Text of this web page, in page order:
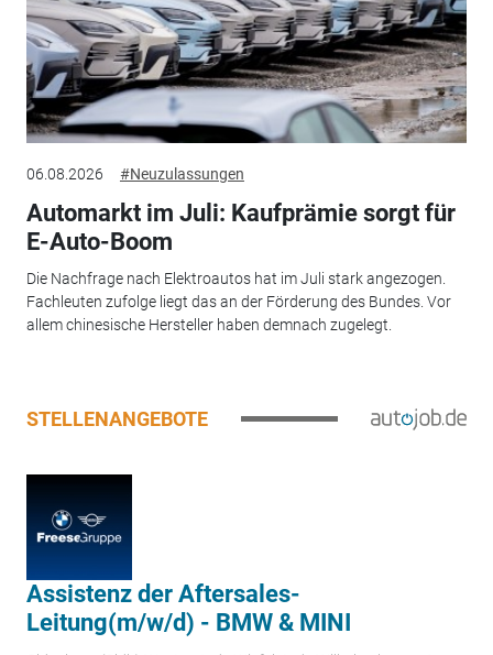
06.08.2026 #Neuzulassungen
Automarkt im Juli: Kaufprämie sorgt für
E-Auto-Boom
Die Nachfrage nach Elektroautos hat im Juli stark angezogen.
Fachleuten zufolge liegt das an der Förderung des Bundes. Vor
allem chinesische Hersteller haben demnach zugelegt.
STELLENANGEBOTE
Assistenz der Aftersales-
Leitung(m/w/d) - BMW & MINI